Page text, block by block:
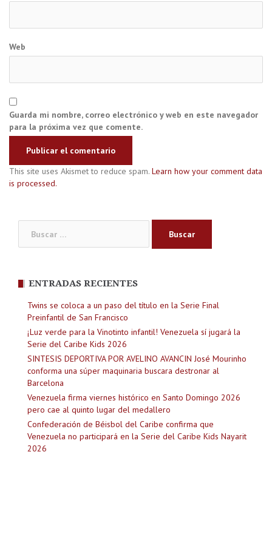
Web
Guarda mi nombre, correo electrónico y web en este navegador
para la próxima vez que comente.
This site uses Akismet to reduce spam. Learn how your comment data
is processed.
ENTRADAS RECIENTES
Twins se coloca a un paso del título en la Serie Final
Preinfantil de San Francisco
¡Luz verde para la Vinotinto infantil! Venezuela sí jugará la
Serie del Caribe Kids 2026
SINTESIS DEPORTIVA POR AVELINO AVANCIN José Mourinho
conforma una súper maquinaria buscara destronar al
Barcelona
Venezuela firma viernes histórico en Santo Domingo 2026
pero cae al quinto lugar del medallero
Confederación de Béisbol del Caribe confirma que
Venezuela no participará en la Serie del Caribe Kids Nayarit
2026